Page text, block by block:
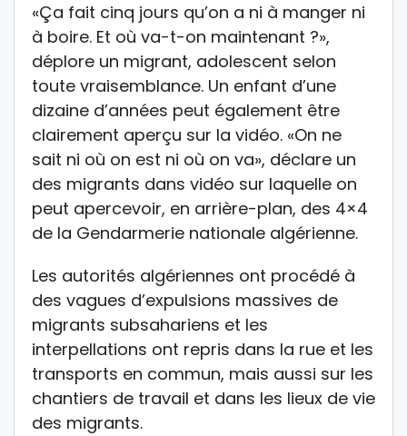
«Ça fait cinq jours qu’on a ni à manger ni
à boire. Et où va-t-on maintenant ?»,
déplore un migrant, adolescent selon
toute vraisemblance. Un enfant d’une
dizaine d’années peut également être
clairement aperçu sur la vidéo. «On ne
sait ni où on est ni où on va», déclare un
des migrants dans vidéo sur laquelle on
peut apercevoir, en arrière-plan, des 4×4
de la Gendarmerie nationale algérienne.
Les autorités algériennes ont procédé à
des vagues d’expulsions massives de
migrants subsahariens et les
interpellations ont repris dans la rue et les
transports en commun, mais aussi sur les
chantiers de travail et dans les lieux de vie
des migrants.